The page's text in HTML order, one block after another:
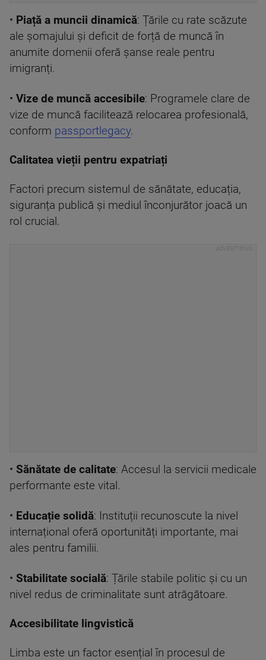
• Piață a muncii dinamică: Țările cu rate scăzute
ale șomajului și deficit de forță de muncă în
anumite domenii oferă șanse reale pentru
imigranți.
• Vize de muncă accesibile: Programele clare de
vize de muncă facilitează relocarea profesională,
conform passportlegacy.
Calitatea vieții pentru expatriați
Factori precum sistemul de sănătate, educația,
siguranța publică și mediul înconjurător joacă un
rol crucial.
• Sănătate de calitate: Accesul la servicii medicale
performante este vital.
• Educație solidă: Instituții recunoscute la nivel
internațional oferă oportunități importante, mai
ales pentru familii.
• Stabilitate socială: Țările stabile politic și cu un
nivel redus de criminalitate sunt atrăgătoare.
Accesibilitate lingvistică
Limba este un factor esențial în procesul de